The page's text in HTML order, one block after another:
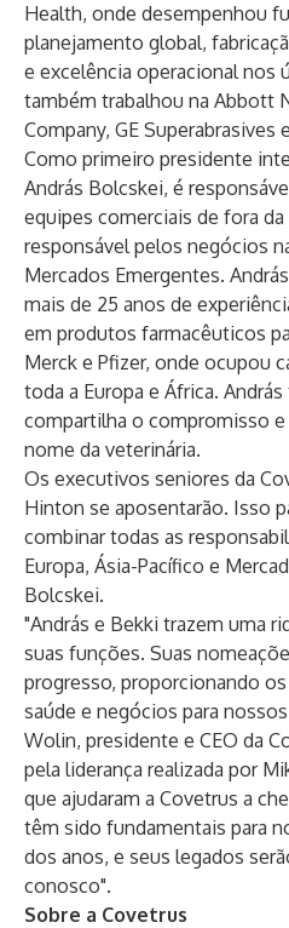
Health, onde desempenhou
planejamento global,
e excelência operacional nos
também trabalhou na Abbott
Company, GE Superabrasives
Como primeiro presidente
András Bolcskei, é
equipes comerciais de fora
responsável pelos negócios
Mercados Emergentes.
mais de 25 anos de
em produtos farmacêuticos
Merck e Pfizer, onde ocupou
toda a Europa e África.
compartilha o compromisso
nome da veterinária.
Os executivos seniores da
Hinton se aposentarão. Isso
combinar todas as
Europa, Ásia-Pacífico e
Bolcskei.
"András e Bekki trazem uma
suas funções. Suas
progresso, proporcionando
saúde e negócios para
Wolin, presidente e CEO da
pela liderança realizada por
que ajudaram a Covetrus a
têm sido fundamentais para
dos anos, e seus legados
conosco".
Sobre a Covetrus